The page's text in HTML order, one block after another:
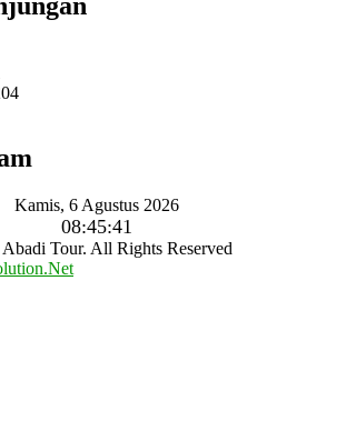
Kamis, 6 Agustus 2026
08:45:43
Tour. All Rights Reserved